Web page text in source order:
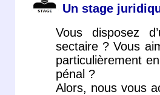
Un stage
Vous disposez
sectaire ? Vous
particulièrement
pénal ?
Alors, nous vous